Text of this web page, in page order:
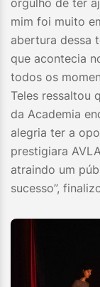
mim foi muito
abertura dessa
que acontecia
todos os
Teles ressaltou
da Academia
alegria ter a
prestigiara
atraindo um
sucesso”,